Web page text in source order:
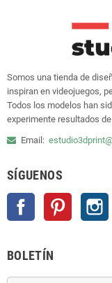
Somos una tienda de
inspiran en videojuegos,
Todos los modelos han
experimente resultados
Email:
SÍGUENOS
Facebook Pinterest
BOLETÍN